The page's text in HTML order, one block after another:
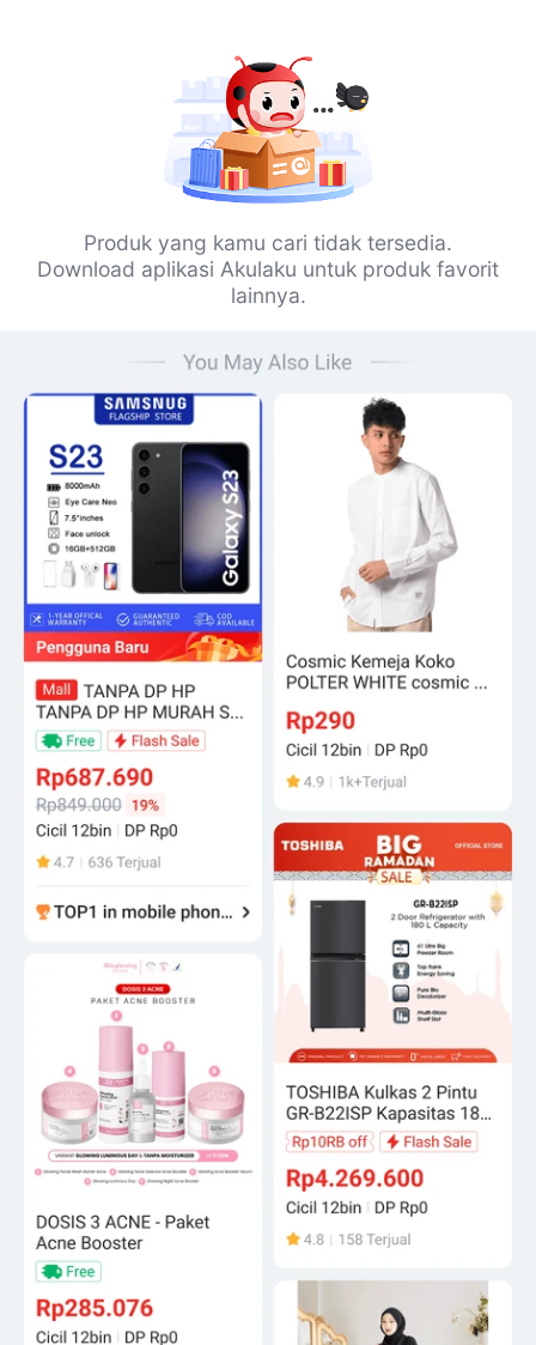
Produk yang kamu cari tidak tersedia.
Download aplikasi Akulaku untuk produk favorit
lainnya.